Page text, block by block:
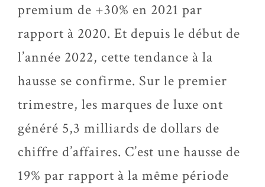
premium de +30% en 2021 par
rapport à 2020. Et depuis le début de
l’année 2022, cette tendance à la
hausse se confirme. Sur le premier
trimestre, les marques de luxe ont
généré 5,3 milliards de dollars de
chiffre d’affaires. C’est une hausse de
19% par rapport à la même période